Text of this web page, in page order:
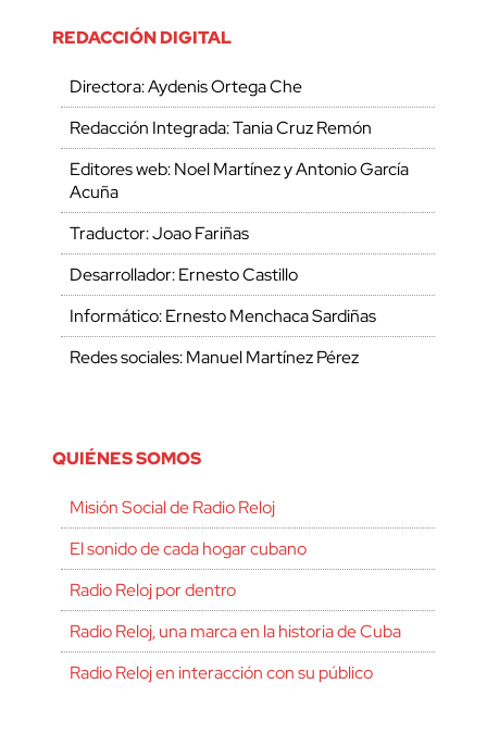
REDACCIÓN DIGITAL
Directora: Aydenis Ortega Che
Redacción Integrada: Tania Cruz Remón
Editores web: Noel Martínez y Antonio García
Acuña
Traductor: Joao Fariñas
Desarrollador: Ernesto Castillo
Informático: Ernesto Menchaca Sardiñas
Redes sociales: Manuel Martínez Pérez
QUIÉNES SOMOS
Misión Social de Radio Reloj
El sonido de cada hogar cubano
Radio Reloj por dentro
Radio Reloj, una marca en la historia de Cuba
Radio Reloj en interacción con su público